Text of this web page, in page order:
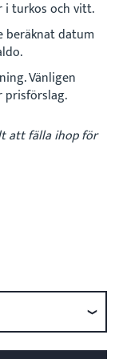
i turkos och vitt.
beräknat datum
Vänligen
att fälla ihop för